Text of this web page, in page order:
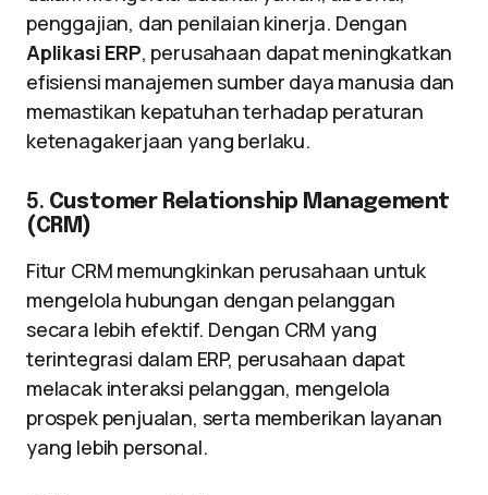
penggajian, dan penilaian kinerja. Dengan
Aplikasi ERP, perusahaan dapat meningkatkan
efisiensi manajemen sumber daya manusia dan
memastikan kepatuhan terhadap peraturan
ketenagakerjaan yang berlaku.
5. Customer Relationship Management
(CRM)
Fitur CRM memungkinkan perusahaan untuk
mengelola hubungan dengan pelanggan
secara lebih efektif. Dengan CRM yang
terintegrasi dalam ERP, perusahaan dapat
melacak interaksi pelanggan, mengelola
prospek penjualan, serta memberikan layanan
yang lebih personal.